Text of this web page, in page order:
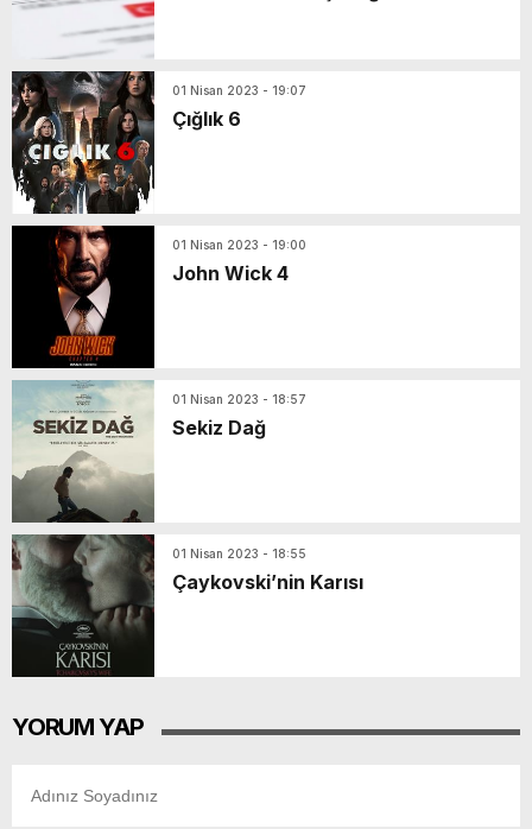
01 Nisan 2023 - 19:07
Çığlık 6
01 Nisan 2023 - 19:00
John Wick 4
01 Nisan 2023 - 18:57
Sekiz Dağ
01 Nisan 2023 - 18:55
Çaykovski’nin Karısı
YORUM YAP